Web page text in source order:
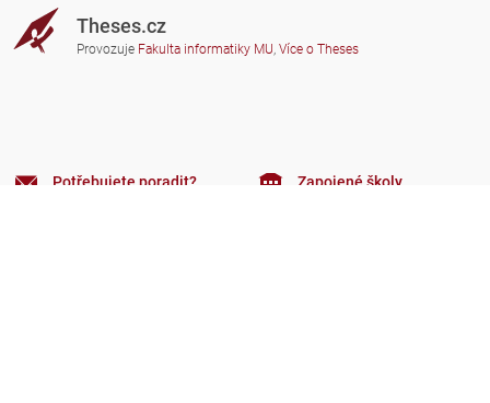
Theses.cz
Provozuje Fakulta informatiky MU, Více o Theses
Potřebujete poradit? Zapojené školy